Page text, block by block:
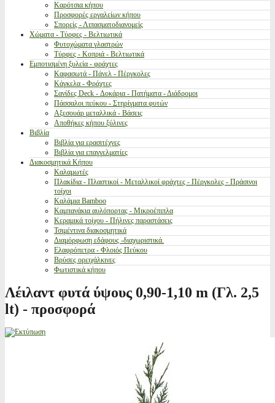
Καρότσια κήπου
Προσφορές εργαλείων κήπου
Σπορείς - Λιπασματοδιανομείς
Χώματα - Τύρφες - Βελτιωτικά
Φυτοχώματα γλαστρών
Τύρφες - Κοπριά - Βελτιωτικά
Εμποτισμένη ξυλεία - φράχτες
Καφασωτά - Πάνελ - Πέργκολες
Κάγκελα - Φράχτες
Σανίδες Deck - Δοκάρια - Πατήματα - Διάδρομοι
Πάσσαλοι πεύκου - Στηρίγματα φυτών
Αξεσουάρ μεταλλικά - Βάσεις
Αποθήκες κήπου ξύλινες
Βιβλία
Βιβλία για ερασιτέχνες
Βιβλία για επαγγελματίες
Διακοσμητικά Κήπου
Καλαμωτές
Πλακίδια - Πλαστικοί - Μεταλλικοί φράχτες - Πέργκολες - Πράσινοι
τοίχοι
Καλάμια Bamboo
Καμπανάκια αυλόπορτας - Μικροέπιπλα
Κεραμικά τοίχου - Πήλινες παραστάσεις
Τσιμέντινα διακοσμητικά
Διαμόρφωση εδάφους -διαχωριστικά.
Ελαφρόπετρα - Φλοιός Πεύκου
Βρύσες ορειχάλκινες
Φωτιστικά κήπου
Λέιλαντ φυτά ύψους 0,90-1,10 m (Γλ. 2,5
lt) - προσφορά